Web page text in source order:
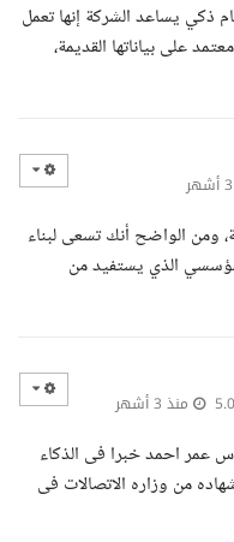
ذكي يساعد الشركة إنها تعمل
على بياناتها القديمة،
ومن الواضح أنك تسعى لبناء
الذي يستفيد من
منذ 3 أشهر
عمر احمد خبرا فى الذكاء
من وزاره الاتصالات فى